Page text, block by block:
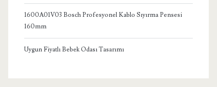
1600A01V03 Bosch Profesyonel Kablo Sıyırma Pensesi
160mm
Uygun Fiyatlı Bebek Odası Tasarımı